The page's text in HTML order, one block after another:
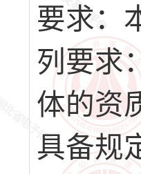
要求：
列要求
体的资
具备规